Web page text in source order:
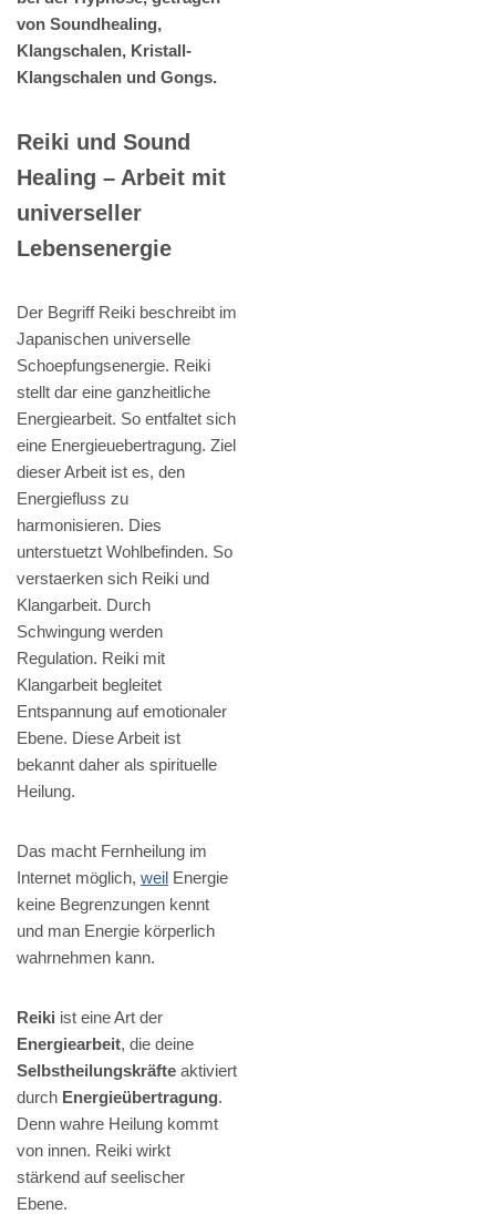
von Soundhealing,
Klangschalen, Kristall-
Klangschalen und Gongs.
Reiki und Sound
Healing – Arbeit mit
universeller
Lebensenergie
Der Begriff Reiki beschreibt im
Japanischen universelle
Schoepfungsenergie. Reiki
stellt dar eine ganzheitliche
Energiearbeit. So entfaltet sich
eine Energieuebertragung. Ziel
dieser Arbeit ist es, den
Energiefluss zu
harmonisieren. Dies
unterstuetzt Wohlbefinden. So
verstaerken sich Reiki und
Klangarbeit. Durch
Schwingung werden
Regulation. Reiki mit
Klangarbeit begleitet
Entspannung auf emotionaler
Ebene. Diese Arbeit ist
bekannt daher als spirituelle
Heilung.
Das macht Fernheilung im
Internet möglich, weil Energie
keine Begrenzungen kennt
und man Energie körperlich
wahrnehmen kann.
Reiki ist eine Art der
Energiearbeit, die deine
Selbstheilungskräfte aktiviert
durch Energieübertragung.
Denn wahre Heilung kommt
von innen. Reiki wirkt
stärkend auf seelischer
Ebene.